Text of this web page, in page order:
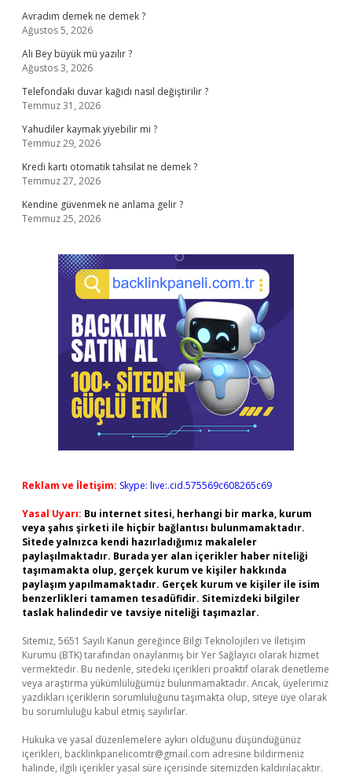
Avradım demek ne demek ?
Ağustos 5, 2026
Ali Bey büyük mü yazılır ?
Ağustos 3, 2026
Telefondaki duvar kağıdı nasıl değiştirilir ?
Temmuz 31, 2026
Yahudiler kaymak yiyebilir mi ?
Temmuz 29, 2026
Kredi kartı otomatik tahsilat ne demek ?
Temmuz 27, 2026
Kendine güvenmek ne anlama gelir ?
Temmuz 25, 2026
Reklam ve İletişim: Skype: live:.cid.575569c608265c69
Yasal Uyarı: Bu internet sitesi, herhangi bir marka, kurum
veya şahıs şirketi ile hiçbir bağlantısı bulunmamaktadır.
Sitede yalnızca kendi hazırladığımız makaleler
paylaşılmaktadır. Burada yer alan içerikler haber niteliği
taşımamakta olup, gerçek kurum ve kişiler hakkında
paylaşım yapılmamaktadır. Gerçek kurum ve kişiler ile isim
benzerlikleri tamamen tesadüfidir. Sitemizdeki bilgiler
taslak halindedir ve tavsiye niteliği taşımazlar.
Sitemiz, 5651 Sayılı Kanun gereğince Bilgi Teknolojileri ve İletişim
Kurumu (BTK) tarafından onaylanmış bir Yer Sağlayıcı olarak hizmet
vermektedir. Bu nedenle, sitedeki içerikleri proaktif olarak denetleme
veya araştırma yükümlülüğümüz bulunmamaktadır. Ancak, üyelerimiz
yazdıkları içeriklerin sorumluluğunu taşımakta olup, siteye üye olarak
bu sorumluluğu kabul etmiş sayılırlar.
Hukuka ve yasal düzenlemelere aykırı olduğunu düşündüğünüz
içerikleri, backlinkpanelicomtr@gmail.com adresine bildirmeniz
halinde, ilgili içerikler yasal süre içerisinde sitemizden kaldırılacaktır.